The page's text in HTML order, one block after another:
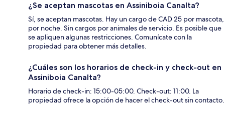
¿Se aceptan mascotas en Assiniboia Canalta?
Sí, se aceptan mascotas. Hay un cargo de CAD 25 por mascota,
por noche. Sin cargos por animales de servicio. Es posible que
se apliquen algunas restricciones. Comunícate con la
propiedad para obtener más detalles.
¿Cuáles son los horarios de check-in y check-out en
Assiniboia Canalta?
Horario de check-in: 15:00-05:00. Check-out: 11:00. La
propiedad ofrece la opción de hacer el check-out sin contacto.